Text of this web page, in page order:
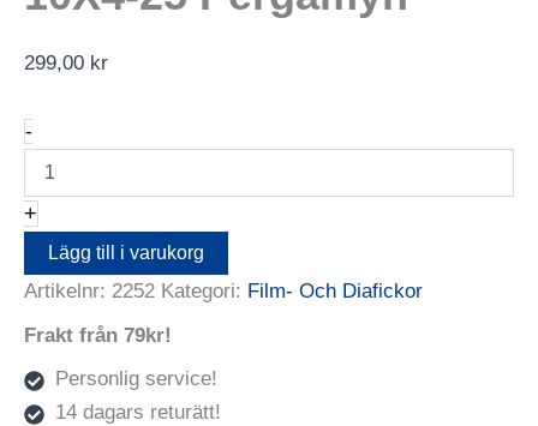
299,00 kr
-Hama
Arkivsystem
35-
10X4-
25
Pergamyn
mängd
+
Lägg till i varukorg
Artikelnr: 2252 Kategori: Film- Och Diafickor
Frakt från 79kr!
Personlig service!
14 dagars returätt!